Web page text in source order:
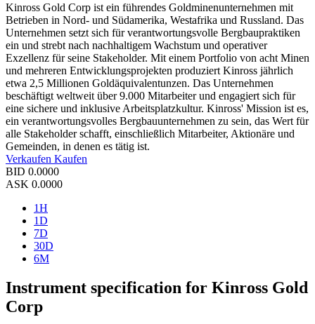
Kinross Gold Corp ist ein führendes Goldminenunternehmen mit
Betrieben in Nord- und Südamerika, Westafrika und Russland. Das
Unternehmen setzt sich für verantwortungsvolle Bergbaupraktiken
ein und strebt nach nachhaltigem Wachstum und operativer
Exzellenz für seine Stakeholder. Mit einem Portfolio von acht Minen
und mehreren Entwicklungsprojekten produziert Kinross jährlich
etwa 2,5 Millionen Goldäquivalentunzen. Das Unternehmen
beschäftigt weltweit über 9.000 Mitarbeiter und engagiert sich für
eine sichere und inklusive Arbeitsplatzkultur. Kinross' Mission ist es,
ein verantwortungsvolles Bergbauunternehmen zu sein, das Wert für
alle Stakeholder schafft, einschließlich Mitarbeiter, Aktionäre und
Gemeinden, in denen es tätig ist.
Verkaufen Kaufen
BID 0.0000
ASK 0.0000
1H
1D
7D
30D
6M
Instrument specification for Kinross Gold
Corp